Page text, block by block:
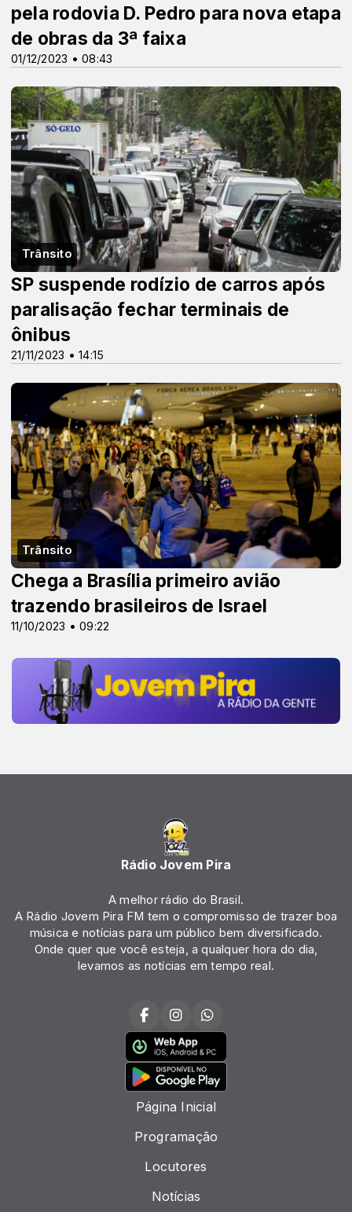
01/12/2023 • 08:43
pela rodovia D. Pedro para nova etapa
de obras da 3ª faixa
Trânsito
21/11/2023 • 14:15
SP suspende rodízio de carros após
paralisação fechar terminais de
ônibus
Trânsito
11/10/2023 • 09:22
Chega a Brasília primeiro avião
trazendo brasileiros de Israel
Rádio Jovem Pira
A melhor rádio do Brasil.
A Rádio Jovem Pira FM tem o compromisso de trazer boa
música e notícias para um público bem diversificado.
Onde quer que você esteja, a qualquer hora do dia,
levamos as notícias em tempo real.
Página Inicial
Programação
Locutores
Notícias